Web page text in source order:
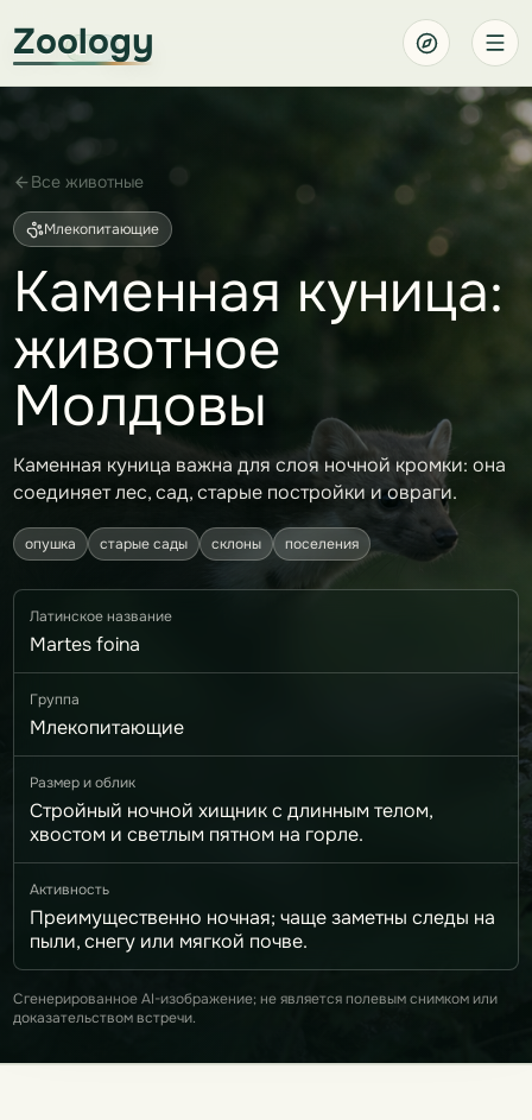
Zoology
Все животные
Млекопитающие
Каменная куница:
животное
Молдовы
Каменная куница важна для слоя ночной кромки: она
соединяет лес, сад, старые постройки и овраги.
опушка старые сады склоны поселения
Латинское название
Martes foina
Группа
Млекопитающие
Размер и облик
Стройный ночной хищник с длинным телом,
хвостом и светлым пятном на горле.
Активность
Преимущественно ночная; чаще заметны следы на
пыли, снегу или мягкой почве.
Сгенерированное AI-изображение; не является полевым снимком или
доказательством встречи.